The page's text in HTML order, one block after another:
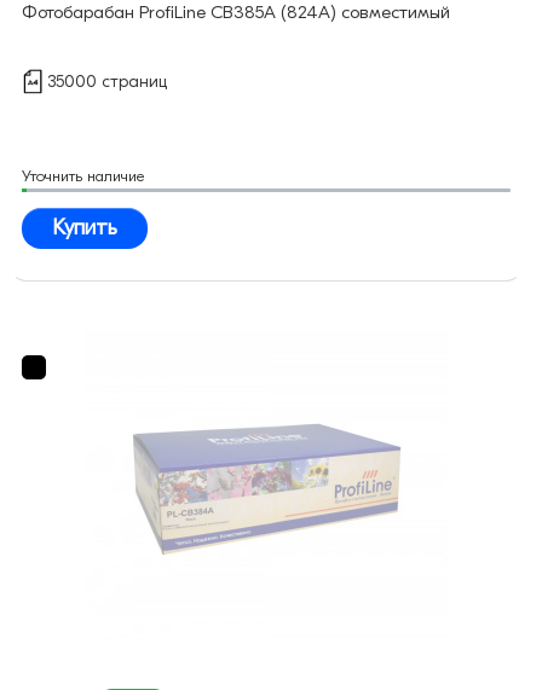
Фотобарабан ProfiLine CB385A (824A) совместимый
35000 страниц
Уточнить наличие
Купить